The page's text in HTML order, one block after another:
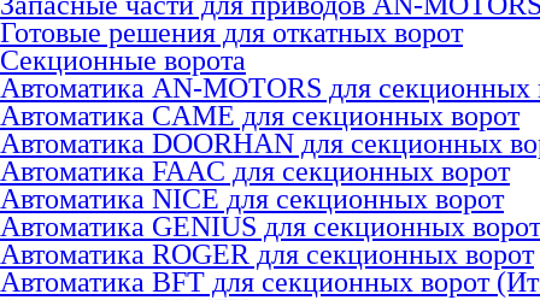
Готовые решения для откатных ворот
Секционные ворота
Автоматика AN-MOTORS для секционных
Автоматика CAME для секционных ворот
Автоматика DOORHAN для секционных
Автоматика FAAC для секционных ворот
Автоматика NICE для секционных ворот
Автоматика GENIUS для секционных ворот
Автоматика ROGER для секционных ворот
Автоматика BFT для секционных ворот